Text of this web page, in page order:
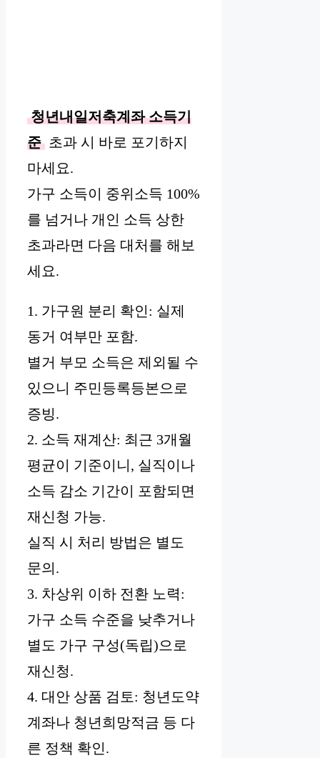
청년내일저축계좌 소득기
준 초과 시 바로 포기하지
마세요.
가구 소득이 중위소득 100%
를 넘거나 개인 소득 상한
초과라면 다음 대처를 해보
세요.
1. 가구원 분리 확인: 실제
동거 여부만 포함.
별거 부모 소득은 제외될 수
있으니 주민등록등본으로
증빙.
2. 소득 재계산: 최근 3개월
평균이 기준이니, 실직이나
소득 감소 기간이 포함되면
재신청 가능.
실직 시 처리 방법은 별도
문의.
3. 차상위 이하 전환 노력:
가구 소득 수준을 낮추거나
별도 가구 구성(독립)으로
재신청.
4. 대안 상품 검토: 청년도약
계좌나 청년희망적금 등 다
른 정책 확인.